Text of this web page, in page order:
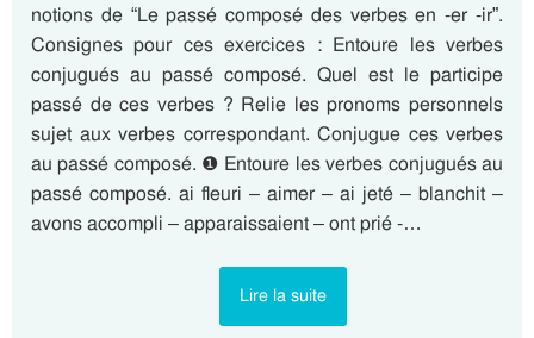
notions de “Le passé composé des verbes en -er -ir”.
Consignes pour ces exercices : Entoure les verbes
conjugués au passé composé. Quel est le participe
passé de ces verbes ? Relie les pronoms personnels
sujet aux verbes correspondant. Conjugue ces verbes
au passé composé. ❶ Entoure les verbes conjugués au
passé composé. ai fleuri – aimer – ai jeté – blanchit –
avons accompli – apparaissaient – ont prié -…
Lire la suite